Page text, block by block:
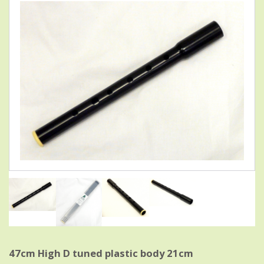
47cm High D tuned plastic body 21cm